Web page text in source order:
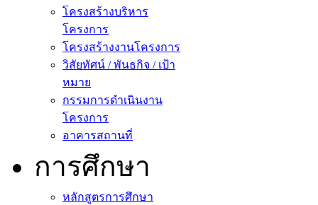
โครงสร้างบริหาร
โครงการ
โครงสร้างงานโครงการ
วิสัยทัศน์ / พันธกิจ / เป้า
หมาย
กรรมการดำเนินงาน
โครงการ
อาคารสถานที่
การศึกษา
หลักสูตรการศึกษา